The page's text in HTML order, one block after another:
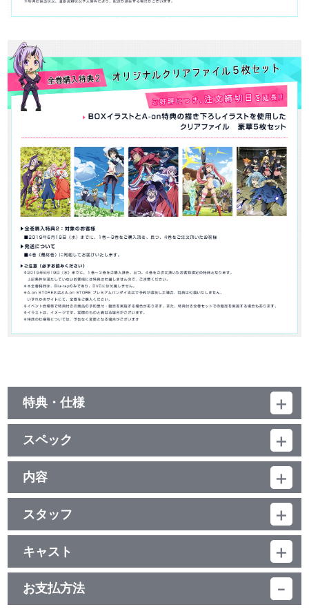
特典・仕様
特典
・原作伏瀬書き下ろし小説を収録した特製ブックレット（52P）
・アプリゲーム限定シリアルコード
＜シリアルコード内容＞
【装備製造】希少素材セット×1
Blu-ray＆DVD購入者限定スカウトチケット[ver.2]×2
Blu-ray＆DVD購入者限定スカウト[ver.2] キャラご指名券 ×
※「転生したらスライムだった件～魔国連邦創世記（ロードオブテ
ンペスト）～」で使用できる限定シリアルコード
※シリアルコード有効期限：2020年3月31日（火）23：59まで
音声特典
スペック
品番：BCXA-1412
ジャンル：TVアニメ
（本編142分＋特典5分）／ﾘﾆｱPCM(ｽﾃﾚｵ)／AVC／BD50G／
16:9<1080p High Definition>／カラー／確147分／全4巻
内容
制作年度：2018年
【6話収録】
サラリーマン三上悟は通り魔に刺され死亡し、気がつくと異世界
に転生していた。ただし、その姿はスライムだった！
リムルという新しいスライム人生を得て、さまざまな種族がうご
めくこの世界に放り出され、「種族問わず楽しく暮らせる国作り」
を目指すことになる――！
スタッフ
第7話 脚本：筆安一幸／絵コンテ：小島正士／演出：中山敦史／
総作画監督：桂 憲一郎／作画監督：米澤 優
第8話 脚本：筆安一幸／絵コンテ：寺東克己／演出：堂山卓見／
総作画監督：豆塚 隆／作画監督：小澤早依子
第9話 脚本：筆安一幸／絵コンテ：寺東克己／演出：登坂 晋／総
作画監督：高岡じゅんいち／作画監督：酒井秀基・吉田正幸・和田
キャスト
リムル：岡咲美保／大賢者：豊口めぐみ／ヴェルドラ：前野智昭／
シズ：花守ゆみり／ベニマル：古川 慎／シュナ：千本木彩花／シオ
ン：M・A・O／ソウエイ：江口拓也／ハクロウ：大塚芳忠／クロ
お支払方法